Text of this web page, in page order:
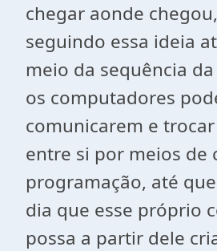
chegar aonde
seguindo essa ideia
meio da sequência
os computadores
comunicarem e
entre si por meios de
programação, até
dia que esse próprio
possa a partir dele